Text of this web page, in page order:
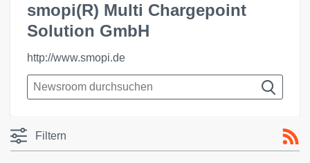
smopi(R) Multi Chargepoint
Solution GmbH
http://www.smopi.de
Filtern